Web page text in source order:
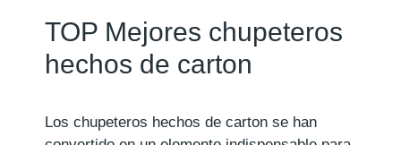
TOP Mejores chupeteros
hechos de carton
Los chupeteros hechos de carton se han